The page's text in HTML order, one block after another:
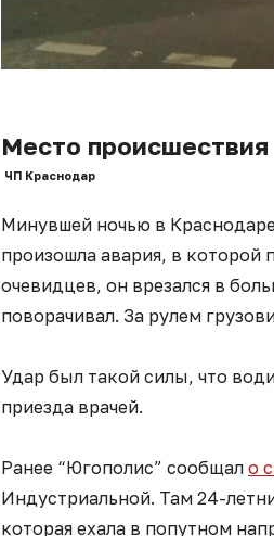
Место происшествия
ЧП Краснодар
Минувшей ночью в
произошла авария, в которой
очевидцев, он врезался в
поворачивал. За рулем
Удар был такой силы, что
приезда врачей.
Ранее “Югополис” сообщал о
Индустриальной. Там 24-
которая ехала в попутном